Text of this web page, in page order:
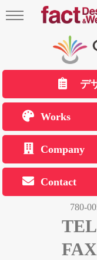
デ
Works
Company
Contact
780-